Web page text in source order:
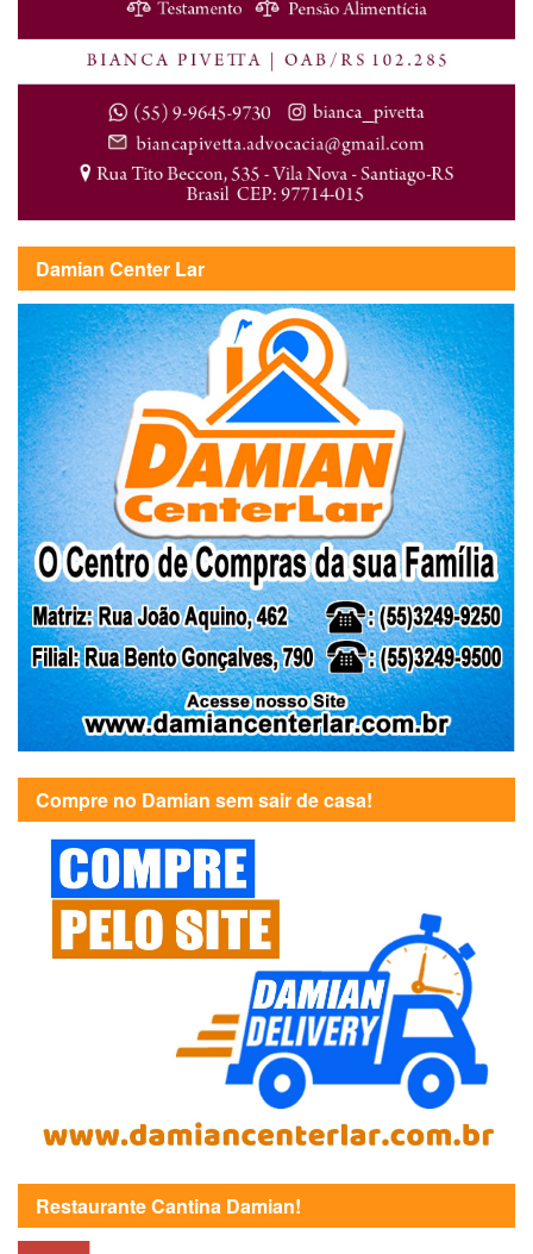
Damian Center Lar
Compre no Damian sem sair de casa!
Restaurante Cantina Damian!